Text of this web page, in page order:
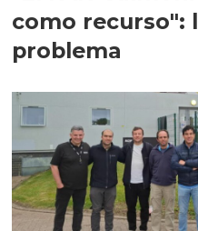
como recurso":
problema